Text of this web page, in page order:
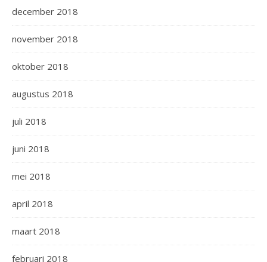
december 2018
november 2018
oktober 2018
augustus 2018
juli 2018
juni 2018
mei 2018
april 2018
maart 2018
februari 2018